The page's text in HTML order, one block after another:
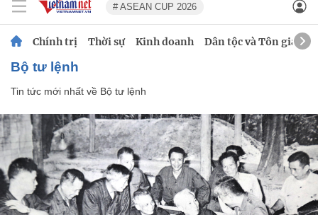
# ASEAN CUP 2026
Chính trị Thời sự Kinh doanh Dân tộc và Tôn giáo
Bộ tư lệnh
Tin tức mới nhất về Bộ tư lệnh